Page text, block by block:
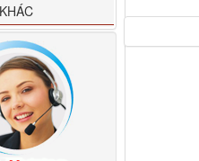
Tapbi